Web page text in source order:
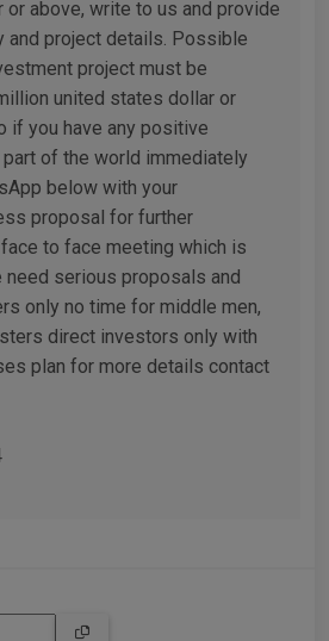
above, write to us and provide
and project details. Possible
project must be
united states dollar or
if you have any positive
of the world immediately
below with your
proposal for further
to face meeting which is
need serious proposals and
only no time for middle men,
direct investors only with
plan for more details contact